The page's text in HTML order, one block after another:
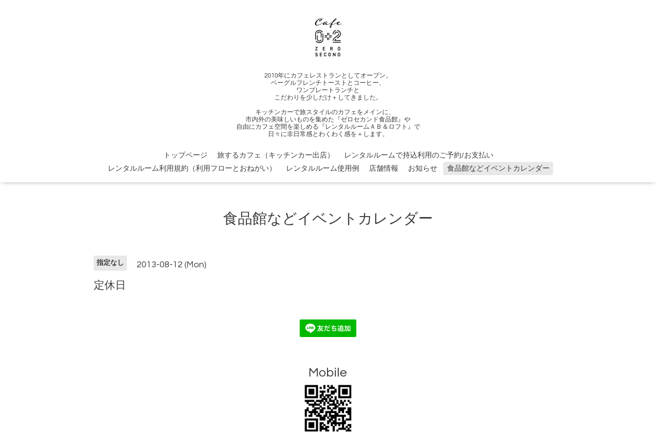
2010年にカフェレストランとしてオープン。
ベーグルフレンチトーストとコーヒー、
ワンプレートランチと
こだわりを少しだけ＋してきました。
キッチンカーで旅スタイルのカフェをメインに、
市内外の美味しいものを集めた『ゼロセカンド食品館』や
自由にカフェ空間を楽しめる『レンタルルームＡＢ＆ロフト』で
日々に非日常感とわくわく感を＋します。
トップページ 旅するカフェ（キッチンカー出店）
レンタルルームで持込利用のご予約/お支払い
レンタルルーム利用規約（利用フローとおねがい）
レンタルルーム使用例 店舗情報 お知らせ 食品館などイベントカレンダー
食品館などイベントカレンダー
指定なし 2013-08-12 (Mon)
定休日
Mobile